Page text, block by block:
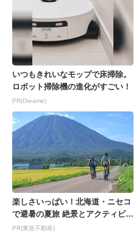
いつもきれいなモップで床掃除。
ロボット掃除機の進化がすごい！
PR(Dreame)
楽しさいっぱい！北海道・ニセコ
で避暑の夏旅 絶景とアクティビテ
ィが揃う「ニセコ東...
PR(東急不動産)